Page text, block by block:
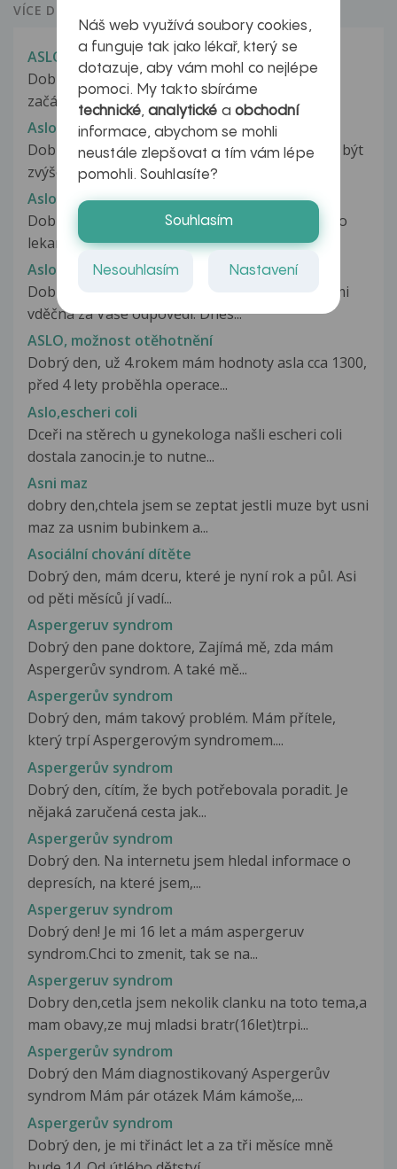
VÍCE DOTAZŮ Z PORADNY
ASLO v těhotenství
Dobrý den, již cca 2 roky mám zvýšené aslo. V
začátcích hodnota cca 700 a nyní...
Aslo zvýšené
Dobrý den chtěla jsem se jen zeptat jestli může být
zvýšené aslo po cca 2 letech...
Aslo, crp....
Dobry den, chcela by som sa vas spytat, u akeho
lekara sa mam este dat vysetrit....
Aslo, cholesterol , kyselina listová
Dobrý den, mám na Vás pár dotazů a budu velmi
vděčná za Vaše odpovědi. Dnes...
ASLO, možnost otěhotnění
Dobrý den, už 4.rokem mám hodnoty asla cca 1300,
před 4 lety proběhla operace...
Aslo,escheri coli
Dceři na stěrech u gynekologa našli escheri coli
dostala zanocin.je to nutne...
Asni maz
dobry den,chtela jsem se zeptat jestli muze byt usni
maz za usnim bubinkem a...
Asociální chování dítěte
Dobrý den, mám dceru, které je nyní rok a půl. Asi
od pěti měsíců jí vadí...
Aspergeruv syndrom
Dobrý den pane doktore, Zajímá mě, zda mám
Aspergerův syndrom. A také mě...
Aspergerův syndrom
Dobrý den, mám takový problém. Mám přítele,
který trpí Aspergerovým syndromem....
Aspergerův syndrom
Dobrý den, cítím, že bych potřebovala poradit. Je
nějaká zaručená cesta jak...
Aspergerův syndrom
Dobrý den. Na internetu jsem hledal informace o
depresích, na které jsem,...
Aspergeruv syndrom
Dobrý den! Je mi 16 let a mám aspergeruv
syndrom.Chci to zmenit, tak se na...
Aspergeruv syndrom
Dobry den,cetla jsem nekolik clanku na toto tema,a
mam obavy,ze muj mladsi bratr(16let)trpi...
Aspergerův syndrom
Dobrý den Mám diagnostikovaný Aspergerův
syndrom Mám pár otázek Mám kámoše,...
Aspergerův syndrom
Dobrý den, je mi třináct let a za tři měsíce mně
Náš web využívá soubory cookies,
a funguje tak jako lékař, který se
dotazuje, aby vám mohl co nejlépe
pomoci. My takto sbíráme
technické,analytické a obchodní
informace, abychom se mohli
neustále zlepšovat a tím vám lépe
pomohli. Souhlasíte?
Souhlasím
Nesouhlasím Nastavení